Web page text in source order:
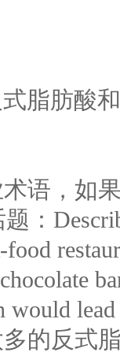
式脂肪酸
语，如
：
food
would
的反式